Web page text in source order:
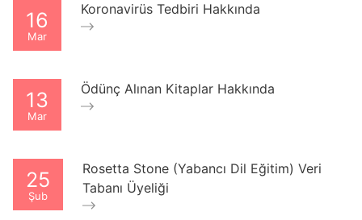
16
Mar
Koronavirüs Tedbiri Hakkında
13
Mar
Ödünç Alınan Kitaplar Hakkında
25
Şub
Rosetta Stone (Yabancı Dil Eğitim) Veri
Tabanı Üyeliği